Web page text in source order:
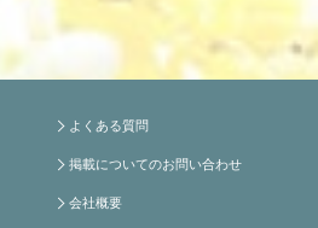
よくある質問
掲載についてのお問い合わせ
会社概要